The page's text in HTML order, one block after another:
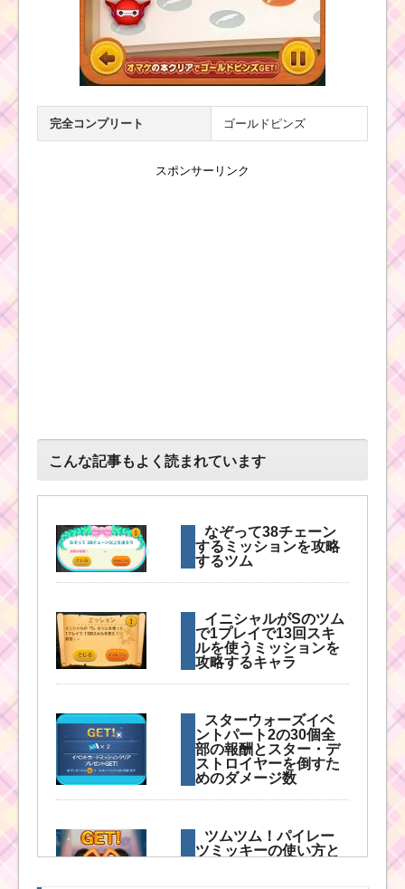
完全コンプリート ゴールドピンズ
スポンサーリンク
こんな記事もよく読まれています
なぞって38チェーン
するミッションを攻略
するツム
イニシャルがSのツム
で1プレイで13回スキ
ルを使うミッションを
攻略するキャラ
スターウォーズイベ
ントパート2の30個全
部の報酬とスター・デ
ストロイヤーを倒すた
めのダメージ数
ツムツム！パイレー
ツミッキーの使い方と